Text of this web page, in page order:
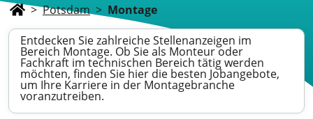
> Potsdam > Montage
Entdecken Sie zahlreiche Stellenanzeigen im
Bereich Montage. Ob Sie als Monteur oder
Fachkraft im technischen Bereich tätig werden
möchten, finden Sie hier die besten Jobangebote,
um Ihre Karriere in der Montagebranche
voranzutreiben.